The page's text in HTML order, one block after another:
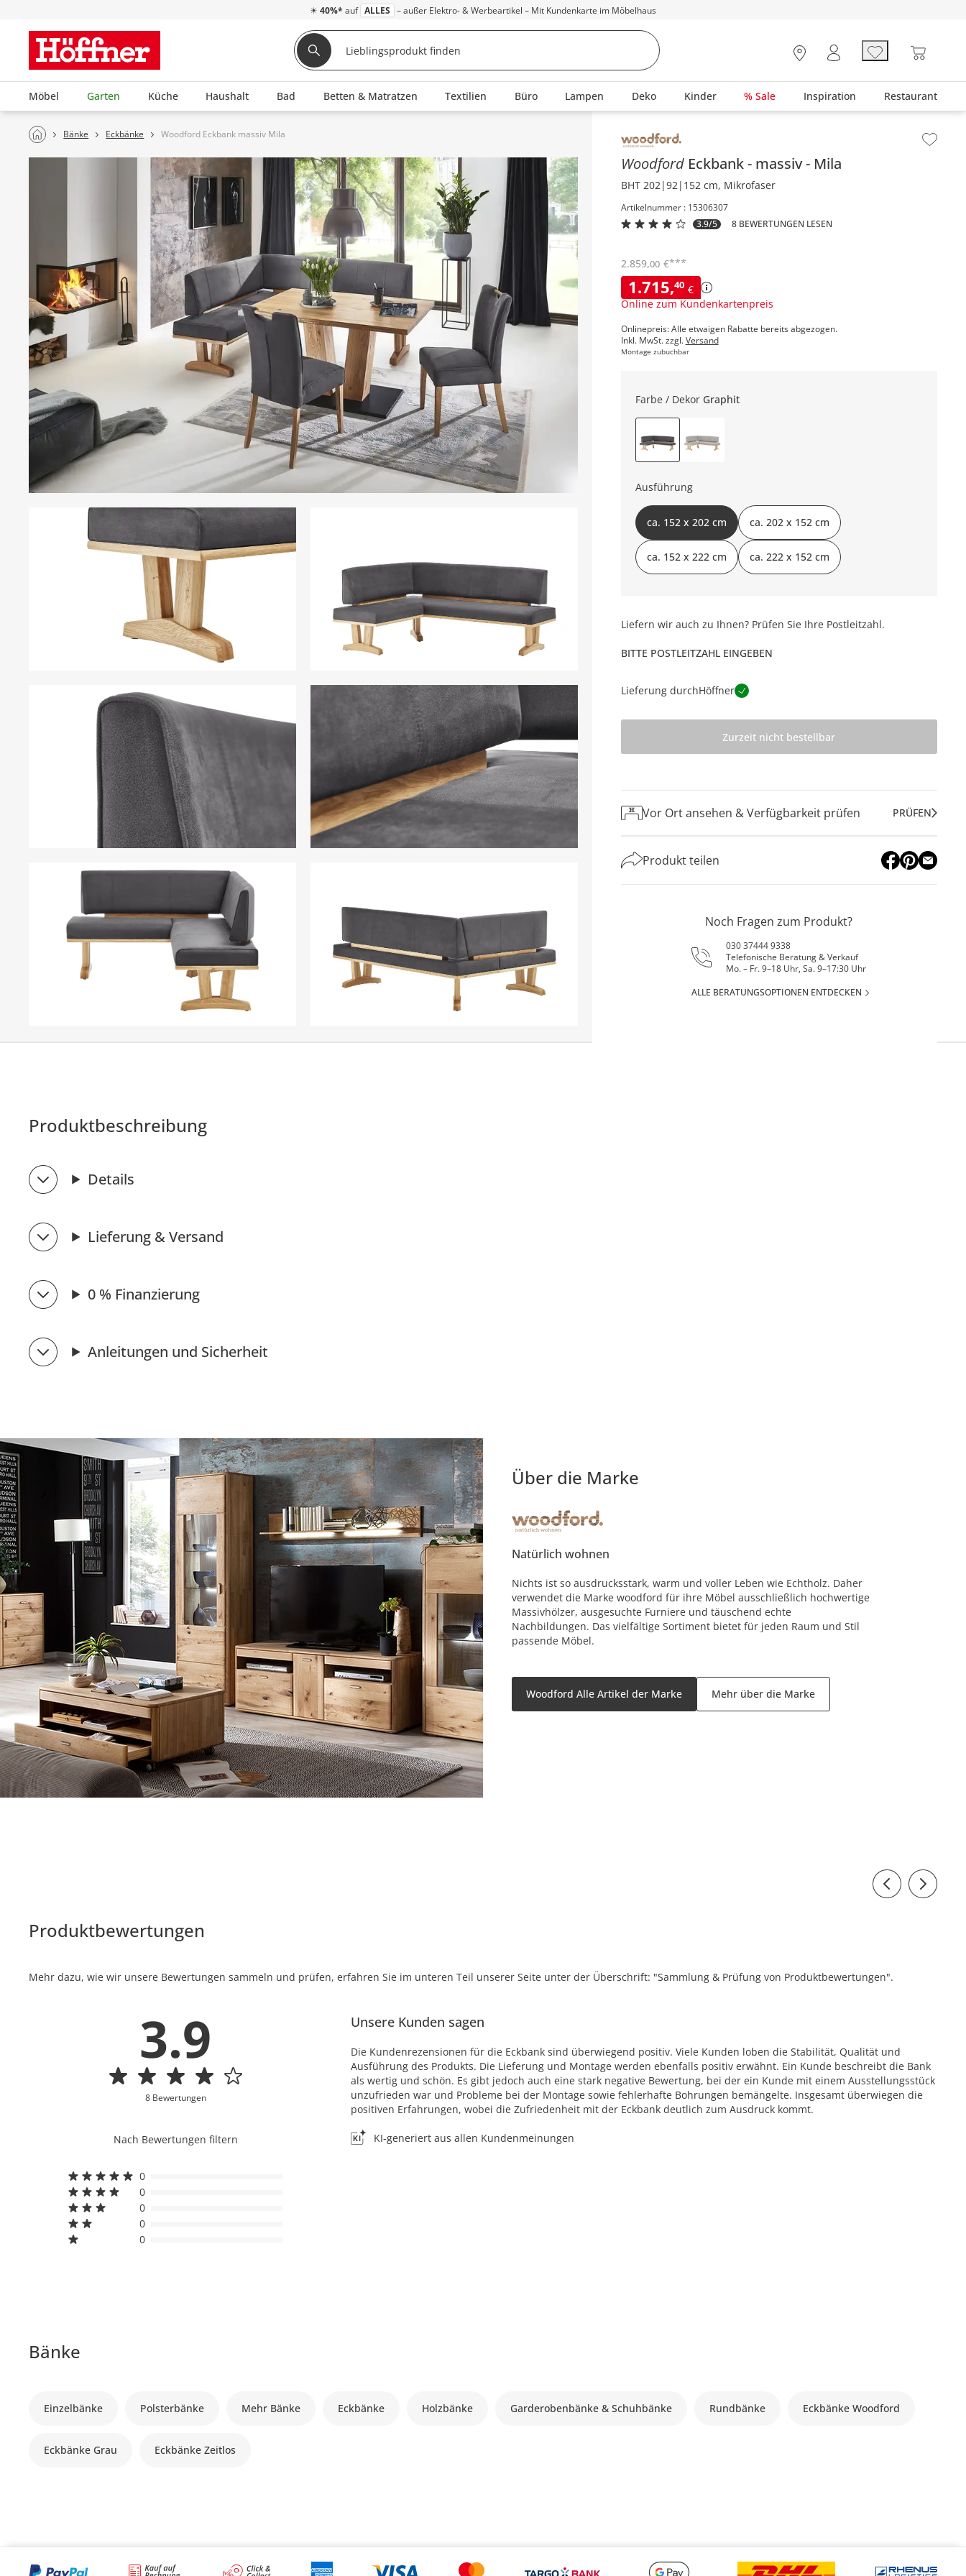
☀ 40%* auf ALLES – außer Elektro- & Werbeartikel – Mit Kundenkarte im Möbelhaus
Möbel Garten Küche Haushalt Bad Betten & Matratzen Textilien Büro Lampen Deko Kinder % Sale Inspiration Restaurant
Bänke Eckbänke Woodford Eckbank massiv Mila Inhalt der Seitenleiste überspringen - Zum Seitenende
Woodford Eckbank massiv Mila
BHT 202|92|152 cm, Mikrofaser
Artikelnummer : 15306307
3.9/5
8 BEWERTUNGEN LESEN
1.715,40 €
Online zum Kundenkartenpreis
2.859,00 €***
Onlinepreis: Alle etwaigen Rabatte bereits abgezogen.
Inkl. MwSt. zzgl.Versand
Montage zubuchbar
Farbe / Dekor Graphit
Ausführung
ca. 152 x 202 cm ca. 202 x 152 cm
ca. 152 x 222 cm ca. 222 x 152 cm
Liefern wir auch zu Ihnen? Prüfen Sie Ihre Postleitzahl.
BITTE POSTLEITZAHL EINGEBEN
Lieferung durchHöffner
Zurzeit nicht bestellbar
Vor Ort ansehen & Verfügbarkeit prüfen PRÜFEN
Produkt teilen
Noch Fragen zum Produkt?
030 37444 9338
Telefonische Beratung & Verkauf
Mo. – Fr. 9–18 Uhr, Sa. 9–17:30 Uhr
ALLE BERATUNGSOPTIONEN ENTDECKEN
Produktbeschreibung
Details
Lieferung & Versand
0 % Finanzierung
Anleitungen und Sicherheit
Über die Marke
Natürlich wohnen
Nichts ist so ausdrucksstark, warm und voller Leben wie Echtholz. Daher
verwendet die Marke woodford für ihre Möbel ausschließlich hochwertige
Massivhölzer, ausgesuchte Furniere und täuschend echte
Nachbildungen. Das vielfältige Sortiment bietet für jeden Raum und Stil
passende Möbel.
Woodford Alle Artikel der Marke Mehr über die Marke
Produktbewertungen
Mehr dazu, wie wir unsere Bewertungen sammeln und prüfen, erfahren Sie im unteren Teil unserer Seite unter der Überschrift: "Sammlung & Prüfung von Produktbewertungen".
3.9
8 Bewertungen
Nach Bewertungen filtern
0
0
0
0
0
Unsere Kunden sagen
Die Kundenrezensionen für die Eckbank sind überwiegend positiv. Viele Kunden loben die Stabilität, Qualität und
Ausführung des Produkts. Die Lieferung und Montage werden ebenfalls positiv erwähnt. Ein Kunde beschreibt die Bank
als wertig und schön. Es gibt jedoch auch eine stark negative Bewertung, bei der ein Kunde mit einem Ausstellungsstück
unzufrieden war und Probleme bei der Montage sowie fehlerhafte Bohrungen bemängelte. Insgesamt überwiegen die
positiven Erfahrungen, wobei die Zufriedenheit mit der Eckbank deutlich zum Ausdruck kommt.
KI-generiert aus allen Kundenmeinungen
Bänke
Einzelbänke Polsterbänke Mehr Bänke Eckbänke Holzbänke Garderobenbänke & Schuhbänke Rundbänke Eckbänke Woodford
Eckbänke Grau Eckbänke Zeitlos